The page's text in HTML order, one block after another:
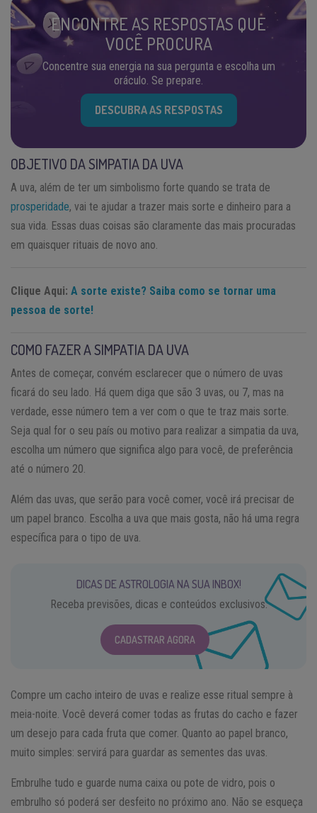
ENCONTRE AS RESPOSTAS QUE
VOCÊ PROCURA
Concentre sua energia na sua pergunta e escolha um
oráculo. Se prepare.
DESCUBRA AS RESPOSTAS
OBJETIVO DA SIMPATIA DA UVA
A uva, além de ter um simbolismo forte quando se trata de
prosperidade, vai te ajudar a trazer mais sorte e dinheiro para a
sua vida. Essas duas coisas são claramente das mais procuradas
em quaisquer rituais de novo ano.
Clique Aqui: A sorte existe? Saiba como se tornar uma
pessoa de sorte!
COMO FAZER A SIMPATIA DA UVA
Antes de começar, convém esclarecer que o número de uvas
ficará do seu lado. Há quem diga que são 3 uvas, ou 7, mas na
verdade, esse número tem a ver com o que te traz mais sorte.
Seja qual for o seu país ou motivo para realizar a simpatia da uva,
escolha um número que significa algo para você, de preferência
até o número 20.
Além das uvas, que serão para você comer, você irá precisar de
um papel branco. Escolha a uva que mais gosta, não há uma regra
específica para o tipo de uva.
DICAS DE ASTROLOGIA NA SUA INBOX!
Receba previsões, dicas e conteúdos exclusivos.
CADASTRAR AGORA
Compre um cacho inteiro de uvas e realize esse ritual sempre à
meia-noite. Você deverá comer todas as frutas do cacho e fazer
um desejo para cada fruta que comer. Quanto ao papel branco,
muito simples: servirá para guardar as sementes das uvas.
Embrulhe tudo e guarde numa caixa ou pote de vidro, pois o
embrulho só poderá ser desfeito no próximo ano. Não se esqueça